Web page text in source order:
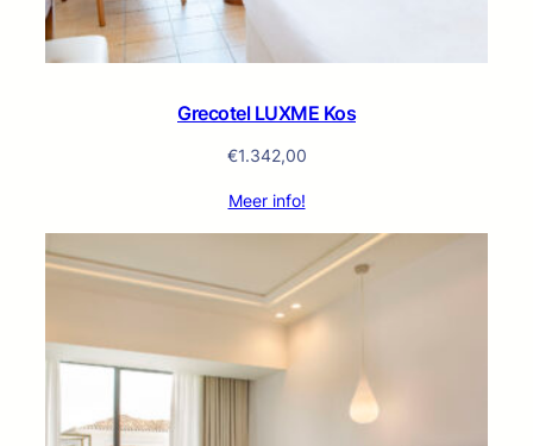
Grecotel LUXME Kos
€1.342,00
Meer info!